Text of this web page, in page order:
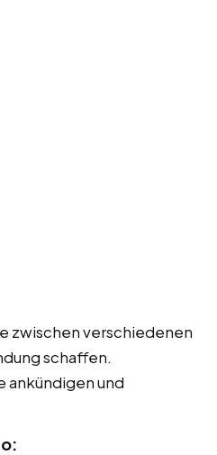
zwischen verschiedenen
schaffen.
ankündigen und